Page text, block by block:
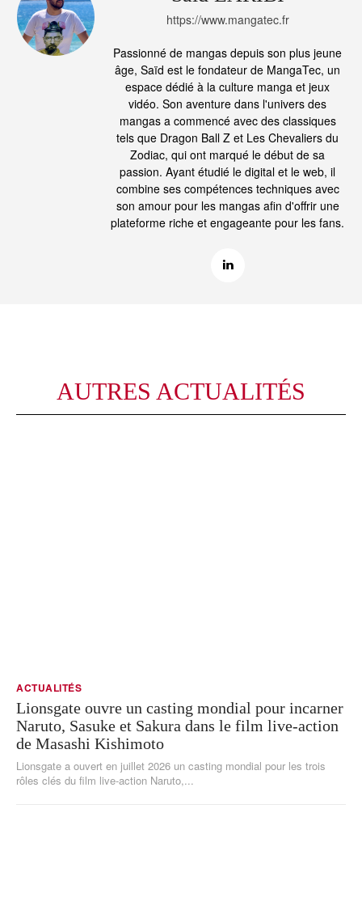
https://www.mangatec.fr
Passionné de mangas depuis son plus jeune
âge, Saïd est le fondateur de MangaTec, un
espace dédié à la culture manga et jeux
vidéo. Son aventure dans l'univers des
mangas a commencé avec des classiques
tels que Dragon Ball Z et Les Chevaliers du
Zodiac, qui ont marqué le début de sa
passion. Ayant étudié le digital et le web, il
combine ses compétences techniques avec
son amour pour les mangas afin d'offrir une
plateforme riche et engageante pour les fans.
AUTRES ACTUALITÉS
ACTUALITÉS
Lionsgate ouvre un casting mondial pour incarner
Naruto, Sasuke et Sakura dans le film live-action
de Masashi Kishimoto
Lionsgate a ouvert en juillet 2026 un casting mondial pour les trois
rôles clés du film live-action Naruto,...